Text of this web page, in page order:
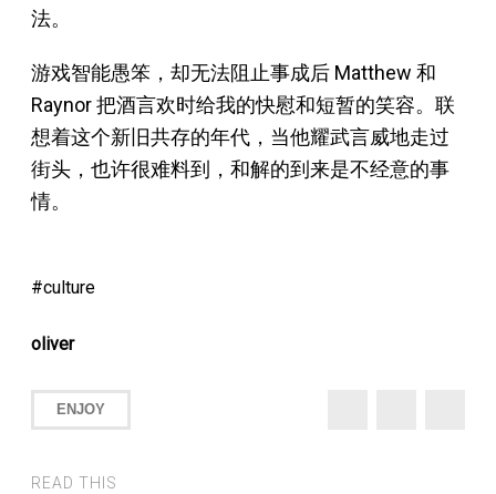
法。
游戏智能愚笨，却无法阻止事成后 Matthew 和
Raynor 把酒言欢时给我的快慰和短暂的笑容。联
想着这个新旧共存的年代，当他耀武言威地走过
街头，也许很难料到，和解的到来是不经意的事
情。
culture
oliver
ENJOY
READ THIS